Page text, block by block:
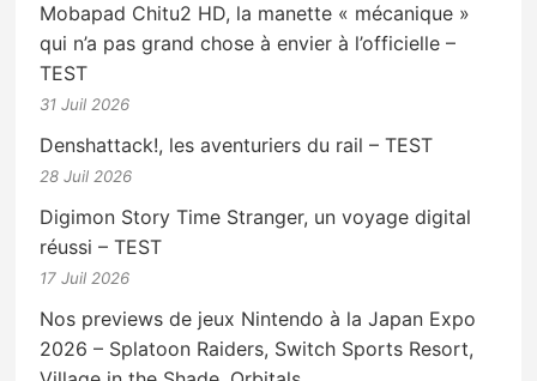
Mobapad Chitu2 HD, la manette « mécanique »
qui n’a pas grand chose à envier à l’officielle –
TEST
31 Juil 2026
Denshattack!, les aventuriers du rail – TEST
28 Juil 2026
Digimon Story Time Stranger, un voyage digital
réussi – TEST
17 Juil 2026
Nos previews de jeux Nintendo à la Japan Expo
2026 – Splatoon Raiders, Switch Sports Resort,